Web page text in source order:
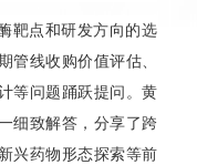
靶点和研发方向的选
管线收购价值评估、
等问题踊跃提问。黄
细致解答，分享了跨
兴药物形态探索等前